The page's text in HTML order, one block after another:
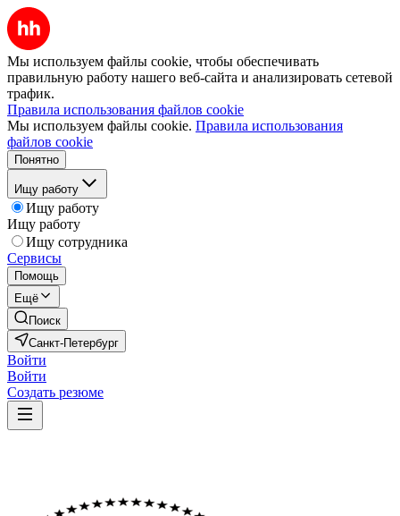
Мы используем файлы cookie, чтобы обеспечивать
правильную работу нашего веб-сайта и анализировать сетевой
трафик.
Правила использования файлов cookie
Мы используем файлы cookie. Правила использования
файлов cookie
Понятно
Ищу работу
Ищу работу
Ищу работу
Ищу сотрудника
Сервисы
Помощь
Ещё
Поиск
Санкт-Петербург
Войти
Войти
Создать резюме